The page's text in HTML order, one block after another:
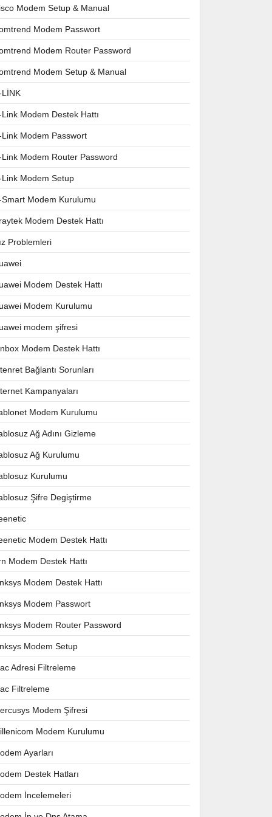
Modem Setup & Manual
Modem Passwort
Modem Router Password
Modem Setup & Manual
LİNK
Link Modem Destek Hattı
Link Modem Passwort
Link Modem Router Password
Link Modem Setup
Smart Modem Kurulumu
Modem Destek Hattı
Problemleri
Modem Destek Hattı
Modem Kurulumu
modem şifresi
Modem Destek Hattı
Bağlantı Sorunları
Kampanyaları
Modem Kurulumu
Ağ Adını Gizleme
Ağ Kurulumu
Kurulumu
Şifre Degiştirme
Modem Destek Hattı
Modem Destek Hattı
Modem Destek Hattı
Modem Passwort
Modem Router Password
Modem Setup
Adresi Filtreleme
Filtreleme
Modem Şifresi
Modem Kurulumu
Ayarları
Destek Hatları
İncelemeleri